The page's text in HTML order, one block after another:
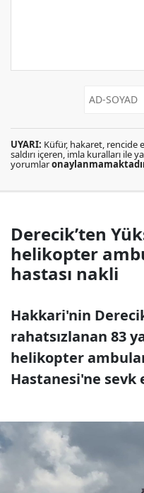
UYARI: Küfür, hakaret, rencide
saldırı içeren, imla kuralları ile
yorumlar
Derecik’ten
helikopter
hastası nakli
Hakkari'nin
rahatsızlanan 83
helikopter
Hastanesi'ne sevk